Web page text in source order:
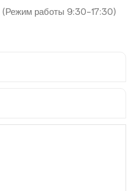
(Режим работы 9:30-17:30)